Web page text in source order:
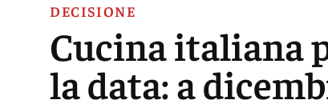
DECISIONE
Cucina italiana
la data: a